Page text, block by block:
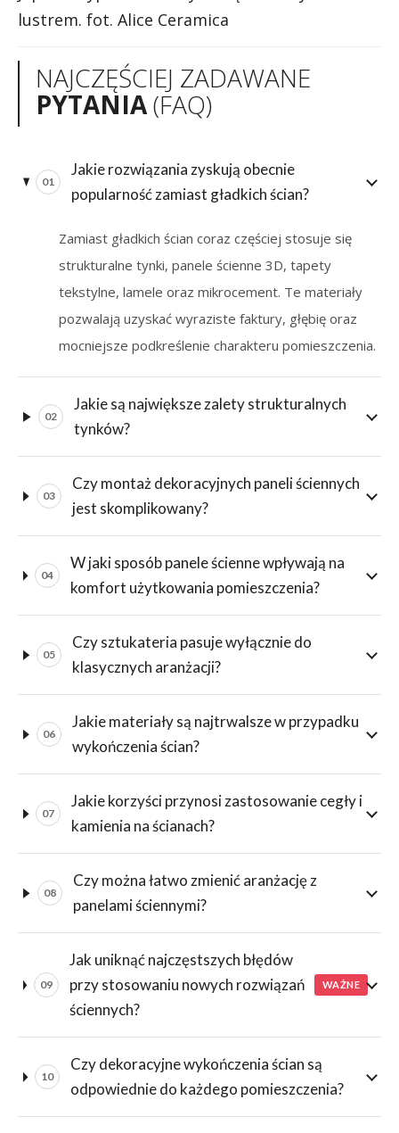
lustrem. fot. Alice Ceramica
NAJCZĘŚCIEJ ZADAWANE
PYTANIA(FAQ)
01
Jakie rozwiązania zyskują obecnie
popularność zamiast gładkich ścian?
Zamiast gładkich ścian coraz częściej stosuje się
strukturalne tynki, panele ścienne 3D, tapety
tekstylne, lamele oraz mikrocement. Te materiały
pozwalają uzyskać wyraziste faktury, głębię oraz
mocniejsze podkreślenie charakteru pomieszczenia.
02
Jakie są największe zalety strukturalnych
tynków?
03
Czy montaż dekoracyjnych paneli ściennych
jest skomplikowany?
04
W jaki sposób panele ścienne wpływają na
komfort użytkowania pomieszczenia?
05
Czy sztukateria pasuje wyłącznie do
klasycznych aranżacji?
06
Jakie materiały są najtrwalsze w przypadku
wykończenia ścian?
07
Jakie korzyści przynosi zastosowanie cegły i
kamienia na ścianach?
08
Czy można łatwo zmienić aranżację z
panelami ściennymi?
09
Jak uniknąć najczęstszych błędów
przy stosowaniu nowych rozwiązań
ściennych?
WAŻNE
10
Czy dekoracyjne wykończenia ścian są
odpowiednie do każdego pomieszczenia?